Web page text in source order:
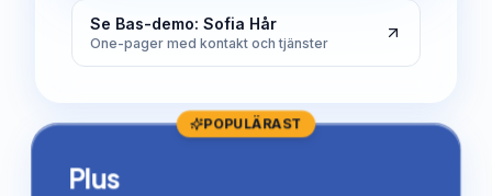
Se Bas-demo: Sofia Hår
One-pager med kontakt och tjänster
POPULÄRAST
Plus